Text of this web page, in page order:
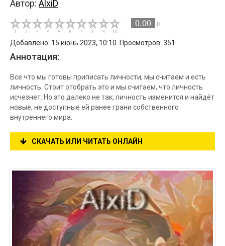
Автор: AlxiD
0.00 0
Добавлено: 15 июнь 2023, 10:10. Просмотров: 351
Аннотация:
Все что мы готовы приписать личности, мы считаем и есть
личность. Стоит отобрать это и мы считаем, что личность
исчезнет. Но это далеко не так, личность изменится и найдёт
новые, не доступные ей ранее грани собственного
внутреннего мира.
СКАЧАТЬ ИЛИ ЧИТАТЬ ОНЛАЙН